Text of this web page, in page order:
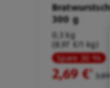
300 g
0,3 kg
(8,97 €/1 kg)
Spare 30 %
2,69 €² 3,89